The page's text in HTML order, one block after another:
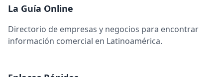
La Guía Online
Directorio de empresas y negocios para encontrar
información comercial en Latinoamérica.